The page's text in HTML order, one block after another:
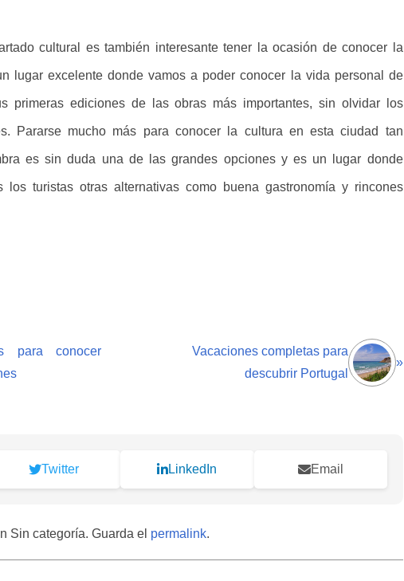
cultural es también interesante tener la ocasión de conocer la
lugar excelente donde vamos a poder conocer la vida personal de
primeras ediciones de las obras más importantes, sin olvidar los
Pararse mucho más para conocer la cultura en esta ciudad tan
es sin duda una de las grandes opciones y es un lugar donde
los turistas otras alternativas como buena gastronomía y rincones
para conocer
Vacaciones completas para
descubrir Portugal
»
Twitter LinkedIn Email
Sin categoría. Guarda el permalink.